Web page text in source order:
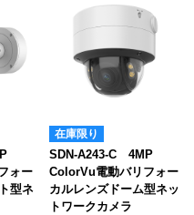
ォー
型ネ
在庫限り
SDN-A243-C 4MP
ColorVu電動バリフォー
カルレンズドーム型ネッ
トワークカメラ